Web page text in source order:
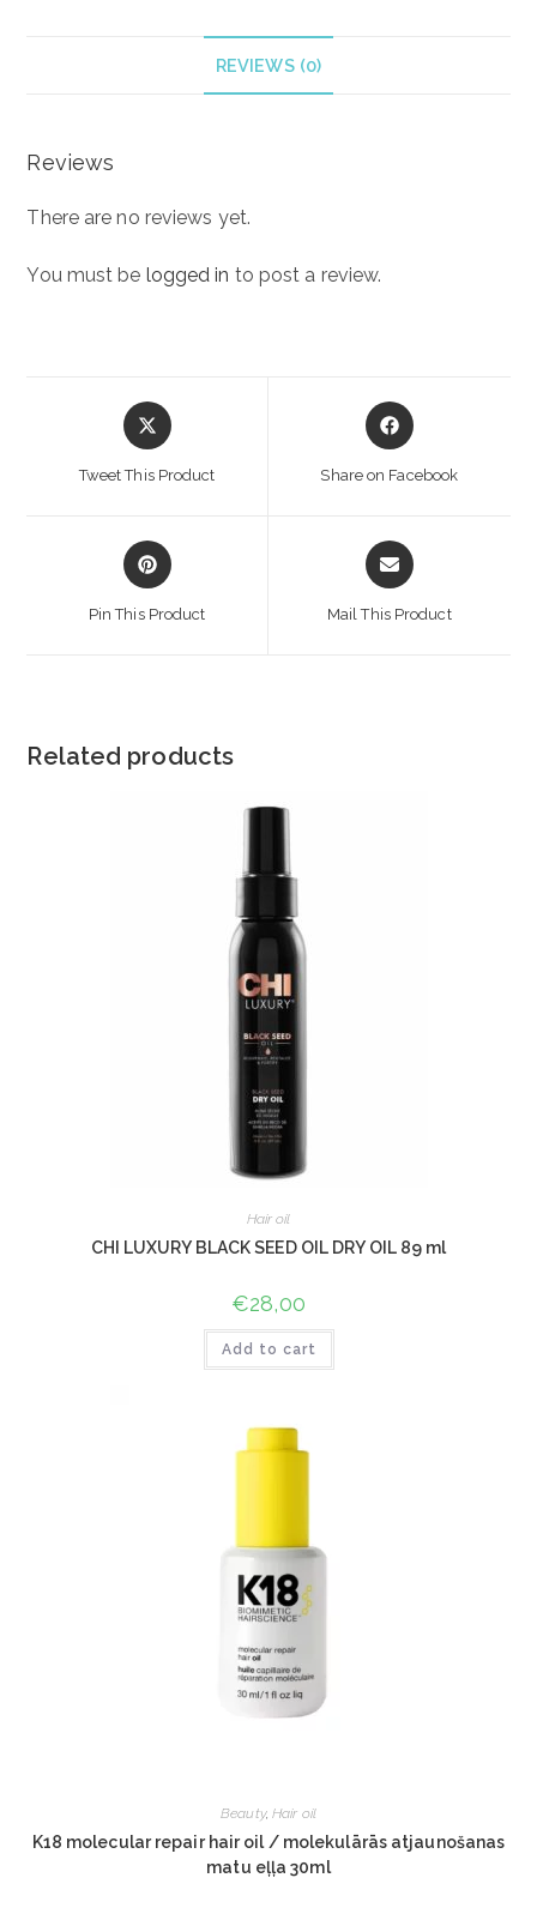
REVIEWS (0)
Reviews
There are no reviews yet.
You must be logged in to post a review.
Opens
in
Tweet This Product
Opens
in
Share on Facebook
Opens
in
Pin This Product
Opens
in
Mail This Product
Related products
Hair oil
CHI LUXURY BLACK SEED OIL DRY OIL 89 ml
€28,00
Add to cart
Beauty, Hair oil
K18 molecular repair hair oil / molekulārās atjaunošanas
matu eļļa 30ml